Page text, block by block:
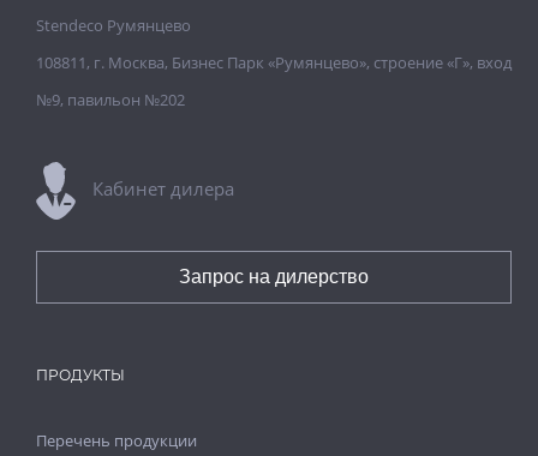
ПРОДУКТЫ
Перечень продукции
Stendeco Румянцево
108811, г. Москва, Бизнес Парк «Румянцево», строение «Г», вход
№9, павильон №202
Кабинет дилера
Запрос на дилерство